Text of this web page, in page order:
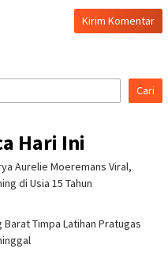
Cari
Hari Ini
Aurelie Moeremans Viral,
di Usia 15 Tahun
Timpa Latihan Pra­tugas